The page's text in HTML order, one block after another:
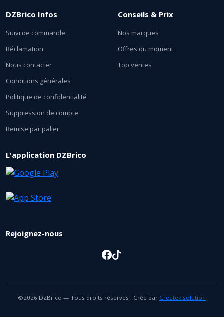
DZBrico Infos
Suivi de commande
Réclamation
Nous contacter
Conditions générales
Politique de confidentialité
Suppression de compte
Remise par palier
Conseils & Prix
Nos marques
Offres du moment
Top ventes
L'application DZBrico
Rejoignez-nous
©2026 DZBrico — Tous droits réservés , Crée par Createk solution